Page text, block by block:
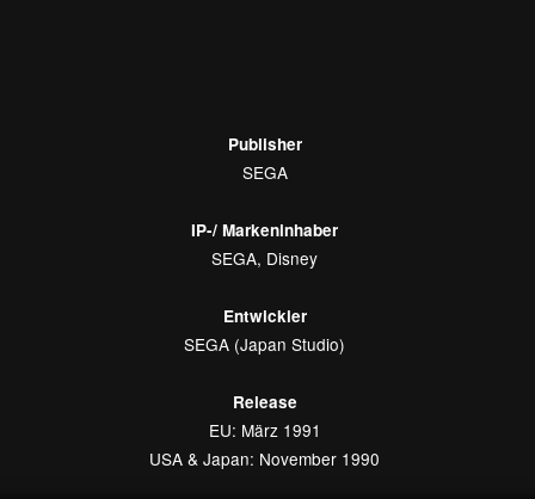
Publisher
SEGA
IP-/ Markeninhaber
SEGA, Disney
Entwickler
SEGA (Japan Studio)
Release
EU: März 1991
USA & Japan: November 1990